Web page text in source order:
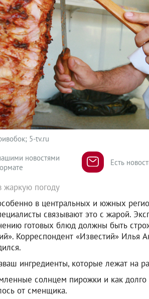
5-tv.ru
новостями
Есть
жаркую погоду
в центральных и южных
связывают это с жарой.
готовых блюд должны быть
Корреспондент «Известий» Илья
ингредиенты, которые лежат на
солнцем пирожки и как долго
от сменщика.